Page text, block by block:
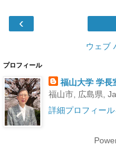
‹
ウェブ
プロフィール
福山大学 学長
福山市, 広島県,
詳細プロフィー